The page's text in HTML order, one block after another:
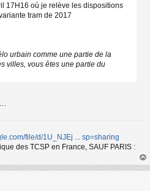
17H16 où je relève les dispositions
tram de 2017
urbain comme une partie de la
villes, vous êtes une partie du
file/d/1U_NJEj ... sp=sharing
des TCSP en France, SAUF PARIS :
au